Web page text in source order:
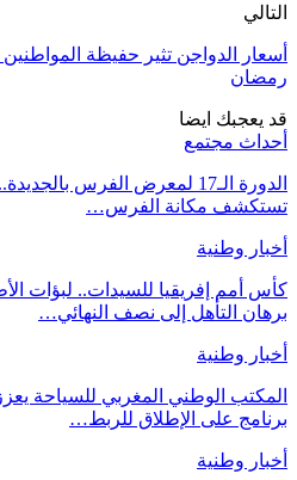
التالي
أسعار الدواجن تثير حفيظة
رمضان
قد يعجبك ايضا
أحداث مجتمع
الدورة الـ17 لمعرض الفرس
تستكشف مكانة الفرس…
أخبار وطنية
كأس أمم إفريقيا للسيدات.. لبؤات
برهان التأهل إلى نصف النهائي…
أخبار وطنية
المكتب الوطني المغربي للسياحة
برنامج على الإطلاق للربط…
أخبار وطنية